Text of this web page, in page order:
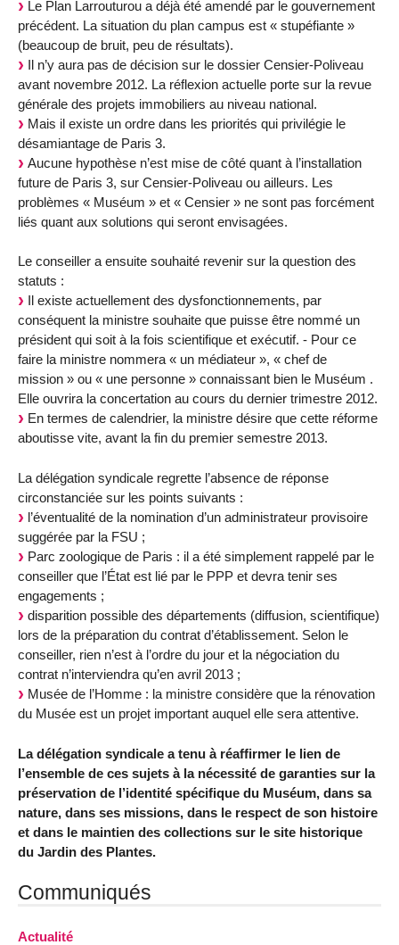
Le Plan Larrouturou a déjà été amendé par le gouvernement
précédent. La situation du plan campus est « stupéfiante »
(beaucoup de bruit, peu de résultats).
Il n’y aura pas de décision sur le dossier Censier-Poliveau
avant novembre 2012. La réflexion actuelle porte sur la revue
générale des projets immobiliers au niveau national.
Mais il existe un ordre dans les priorités qui privilégie le
désamiantage de Paris 3.
Aucune hypothèse n’est mise de côté quant à l’installation
future de Paris 3, sur Censier-Poliveau ou ailleurs. Les
problèmes « Muséum » et « Censier » ne sont pas forcément
liés quant aux solutions qui seront envisagées.
Le conseiller a ensuite souhaité revenir sur la question des
statuts :
Il existe actuellement des dysfonctionnements, par
conséquent la ministre souhaite que puisse être nommé un
président qui soit à la fois scientifique et exécutif. - Pour ce
faire la ministre nommera « un médiateur », « chef de
mission » ou « une personne » connaissant bien le Muséum .
Elle ouvrira la concertation au cours du dernier trimestre 2012.
En termes de calendrier, la ministre désire que cette réforme
aboutisse vite, avant la fin du premier semestre 2013.
La délégation syndicale regrette l’absence de réponse
circonstanciée sur les points suivants :
l’éventualité de la nomination d’un administrateur provisoire
suggérée par la FSU ;
Parc zoologique de Paris : il a été simplement rappelé par le
conseiller que l’État est lié par le PPP et devra tenir ses
engagements ;
disparition possible des départements (diffusion, scientifique)
lors de la préparation du contrat d’établissement. Selon le
conseiller, rien n’est à l’ordre du jour et la négociation du
contrat n’interviendra qu’en avril 2013 ;
Musée de l’Homme : la ministre considère que la rénovation
du Musée est un projet important auquel elle sera attentive.
La délégation syndicale a tenu à réaffirmer le lien de
l’ensemble de ces sujets à la nécessité de garanties sur la
préservation de l’identité spécifique du Muséum, dans sa
nature, dans ses missions, dans le respect de son histoire
et dans le maintien des collections sur le site historique
du Jardin des Plantes.
Communiqués
Actualité